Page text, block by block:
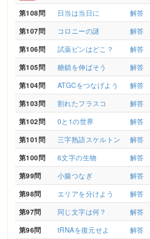
第108問
日当は当日に
解答
第107問
コロニーの謎
解答
第106問
試薬ビンはどこ？
解答
第105問
糖鎖を伸ばそう
解答
第104問
ATGCをつなげよう
解答
第103問
割れたフラスコ
解答
第102問
0と1の世界
解答
第101問
三字熟語スケルトン
解答
第100問
6文字の生物
解答
第99問
小腸つなぎ
解答
第98問
エリアを分けよう
解答
第97問
同じ文字は何？
解答
第96問
tRNAを復元せよ
解答